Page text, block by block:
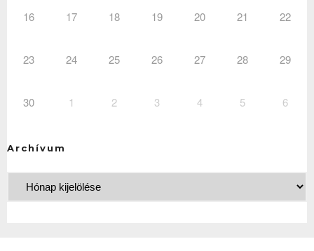
16 17 18 19 20 21 22
23 24 25 26 27 28 29
30 1 2 3 4 5 6
Archívum